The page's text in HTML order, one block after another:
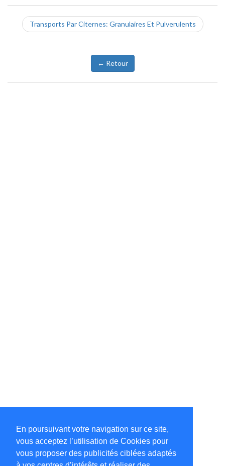
En poursuivant votre navigation sur ce site,
vous acceptez l’utilisation de Cookies pour
vous proposer des publicités ciblées adaptés
Transports Par Citernes: Granulaires Et Pulverulents
← Retour